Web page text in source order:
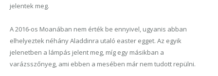
jelentek meg.
A 2016-os Moanában nem érték be ennyivel, ugyanis abban
elhelyeztek néhány Aladdinra utaló easter egget. Az egyik
jelenetben a lámpás jelent meg, míg egy másikban a
varázsszőnyeg, ami ebben a mesében már nem tudott repülni.